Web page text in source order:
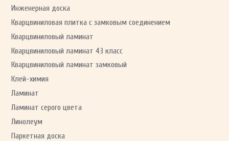
Инженерная доска
Кварцвиниловая плитка с замковым соединением
Кварцвиниловый ламинат
Кварцвиниловый ламинат 43 класс
Кварцвиниловый ламинат замковый
Клей-химия
Ламинат
Ламинат серого цвета
Линолеум
Паркетная доска